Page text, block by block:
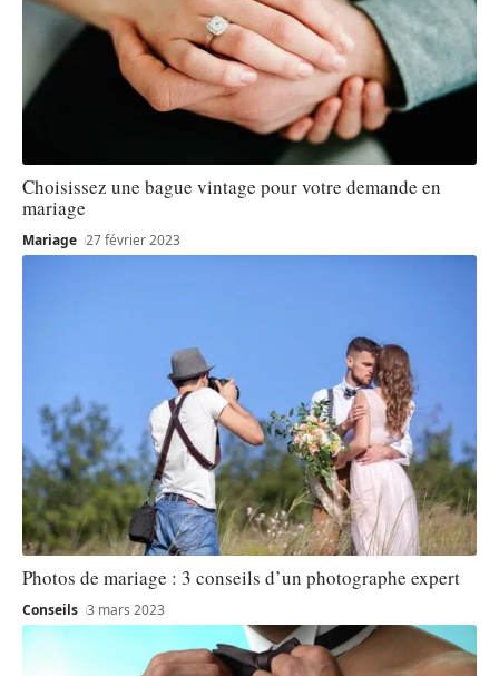
Choisissez une bague vintage pour votre demande en
mariage
Mariage 27 février 2023
Photos de mariage : 3 conseils d’un photographe expert
Conseils 3 mars 2023